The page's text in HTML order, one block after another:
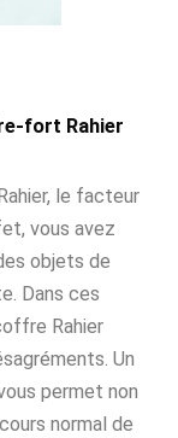
fort Rahier
le facteur
vous avez
objets de
Dans ces
Rahier
Un
permet non
normal de